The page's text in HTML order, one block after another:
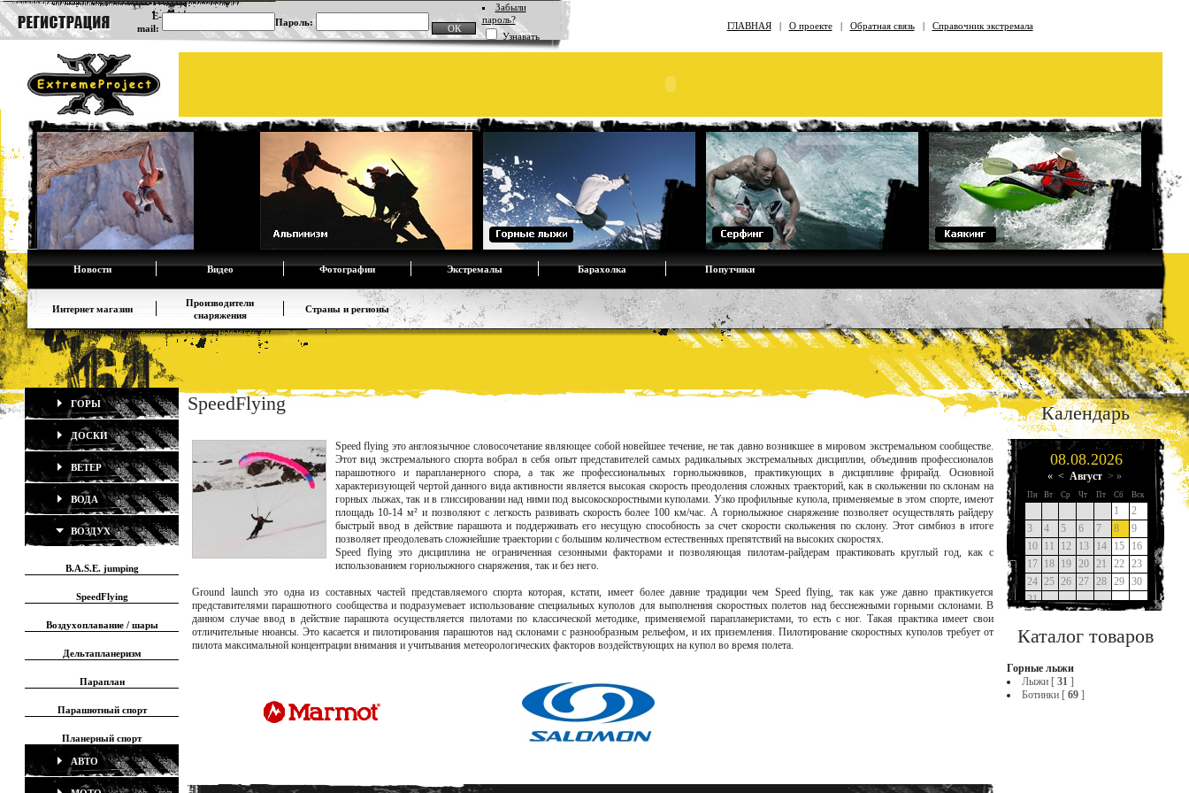
E-
mail:
Пароль:
Забыли
пароль?
Узнавать
ГЛАВНАЯ| О проекте| Обратная связь| Справочник экстремала
Новости Видео Фотографии Экстремалы Барахолка Попутчики
Интернет магазин
Производители
снаряжения
Страны и регионы
ГОРЫ
ДОСКИ
ВЕТЕР
ВОДА
ВОЗДУХ
B.A.S.E. jumping
SpeedFlying
Воздухоплавание / шары
Дельтапланеризм
Параплан
Парашютный спорт
Планерный спорт
АВТО
SpeedFlying
Sрeed flying это англоязычное словосочетание являющее собой новейшее течение, не так давно возникшее в мировом экстремальном сообществе.
Этот вид экстремального спорта вобрал в себя опыт представителей самых радикальных экстремальных дисциплин, объединив профессионалов
парашютного и парапланерного спора, а так же профессиональных горнолыжников, практикующих в дисциплине фрирайд. Основной
характеризующей чертой данного вида активности является высокая скорость преодоления сложных траекторий, как в скольжении по склонам на
горных лыжах, так и в глиссировании над ними под высокоскоростными куполами. Узко профильные купола, применяемые в этом спорте, имеют
площадь 10-14 м² и позволяют с легкость развивать скорость более 100 км/час. А горнолыжное снаряжение позволяет осуществлять райдеру
быстрый ввод в действие парашюта и поддерживать его несущую способность за счет скорости скольжения по склону. Этот симбиоз в итоге
позволяет преодолевать сложнейшие траектории с большим количеством естественных препятствий на высоких скоростях.
Speed flying это дисциплина не ограниченная сезонными факторами и позволяющая пилотам-райдерам практиковать круглый год, как с
использованием горнолыжного снаряжения, так и без него.
Ground launch это одна из составных частей представляемого спорта которая, кстати, имеет более давние традиции чем Sрeed flying, так как уже давно практикуется
представителями парашютного сообщества и подразумевает использование специальных куполов для выполнения скоростных полетов над бесснежными горными склонами. В
данном случае ввод в действие парашюта осуществляется пилотами по классической методике, применяемой парапланеристами, то есть с ног. Такая практика имеет свои
отличительные нюансы. Это касается и пилотирования парашютов над склонами с разнообразным рельефом, и их приземления. Пилотирование скоростных куполов требует от
пилота максимальной концентрации внимания и учитывания метеорологических факторов воздействующих на купол во время полета.
Календарь
Каталог товаров
Горные лыжи
Лыжи [ 31 ]
Ботинки [ 69 ]